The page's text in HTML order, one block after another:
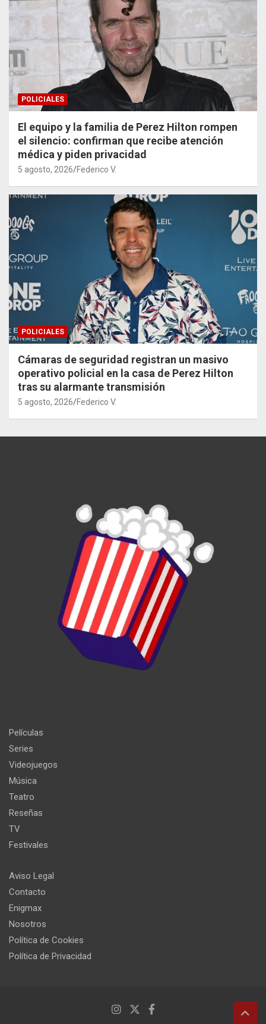
POLICIALES
El equipo y la familia de Perez Hilton rompen
el silencio: confirman que recibe atención
médica y piden privacidad
5 agosto, 2026 Federico V.
POLICIALES
Cámaras de seguridad registran un masivo
operativo policial en la casa de Perez Hilton
tras su alarmante transmisión
5 agosto, 2026 Federico V.
Películas
Series
Videojuegos
Música
Teatro
Reseñas
TV
Festivales
Aviso Legal
Contacto
Enigmax
Nosotros
Política de Cookies
Política de Privacidad